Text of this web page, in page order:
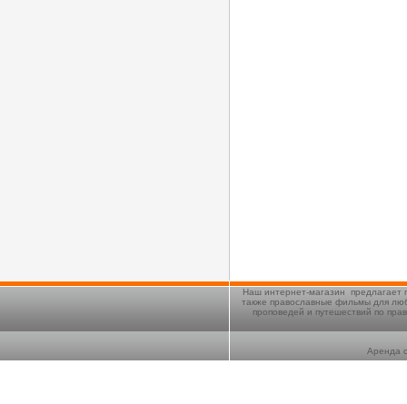
Наш интернет-магазин предлагает
также православные фильмы для
проповедей и путешествий по
Аренда